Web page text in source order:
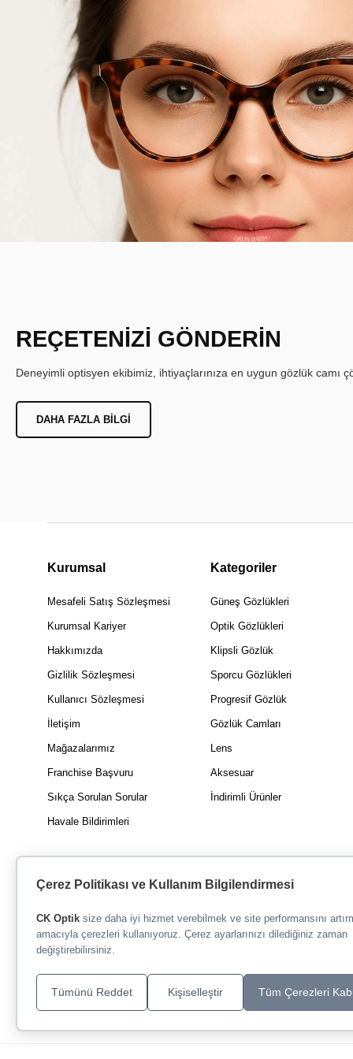
REÇETENİZİ GÖNDERİN
Deneyimli optisyen ekibimiz, ihtiyaçlarınıza en uygun gözlük camı
DAHA FAZLA BILGI
Kurumsal
Mesafeli Satış Sözleşmesi
Kurumsal Kariyer
Hakkımızda
Gizlilik Sözleşmesi
Kullanıcı Sözleşmesi
İletişim
Mağazalarımız
Franchise Başvuru
Sıkça Sorulan Sorular
Havale Bildirimleri
Kategoriler
Güneş Gözlükleri
Optik Gözlükleri
Klipsli Gözlük
Sporcu Gözlükleri
Progresif Gözlük
Gözlük Camları
Lens
Aksesuar
İndirimli Ürünler
Çerez Politikası ve Kullanım Bilgilendirmesi
CK Optik size daha iyi hizmet verebilmek ve site performansını
amacıyla çerezleri kullanıyoruz. Çerez ayarlarınızı dilediğiniz zaman
değiştirebilirsiniz.
Tüm Çerezleri
Kişiselleştir
Tümünü Reddet